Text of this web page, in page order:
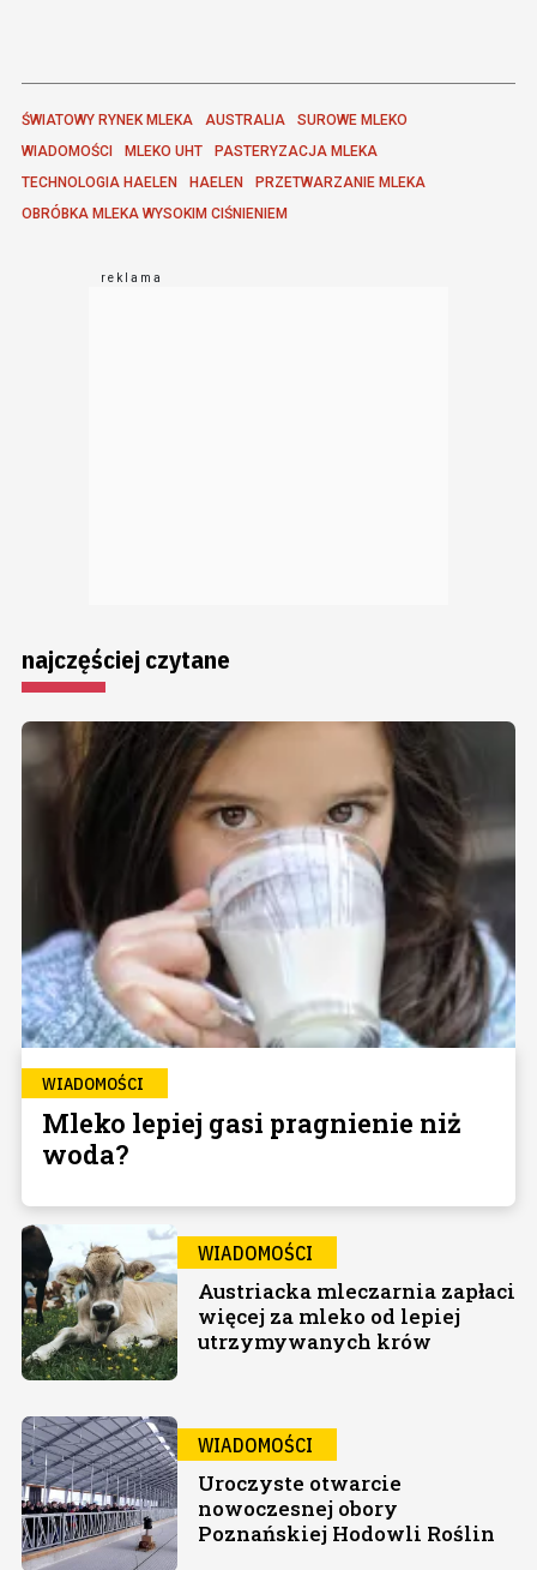
ŚWIATOWY RYNEK MLEKA AUSTRALIA
SUROWE MLEKO
WIADOMOŚCI
MLEKO UHT
PASTERYZACJA MLEKA
TECHNOLOGIA HAELEN
HAELEN
PRZETWARZANIE MLEKA
OBRÓBKA MLEKA WYSOKIM CIŚNIENIEM
najczęściej czytane
WIADOMOŚCI
Mleko lepiej gasi pragnienie niż
woda?
WIADOMOŚCI
Austriacka mleczarnia zapłaci
więcej za mleko od lepiej
utrzymywanych krów
WIADOMOŚCI
Uroczyste otwarcie
nowoczesnej obory
Poznańskiej Hodowli Roślin